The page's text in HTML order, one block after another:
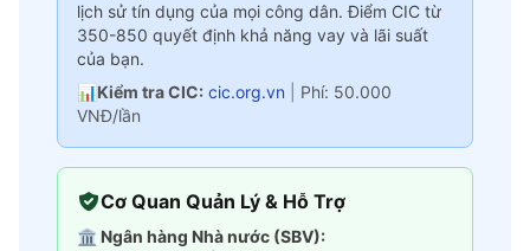
lịch sử tín dụng của mọi công dân. Điểm CIC từ
350-850 quyết định khả năng vay và lãi suất
của bạn.
📊Kiểm tra CIC: cic.org.vn
Phí: 50.000
VNĐ/lần
Cơ Quan Quản Lý & Hỗ Trợ
🏛️ Ngân hàng Nhà nước (SBV):